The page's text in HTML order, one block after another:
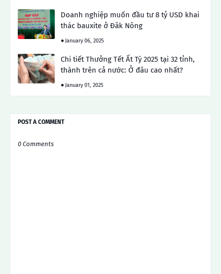
Doanh nghiệp muốn đầu tư 8 tỷ USD khai
thác bauxite ở Đăk Nông
January 06, 2025
Chi tiết Thưởng Tết Ất Tý 2025 tại 32 tỉnh,
thành trên cả nước: Ở đâu cao nhất?
January 01, 2025
POST A COMMENT
0 Comments